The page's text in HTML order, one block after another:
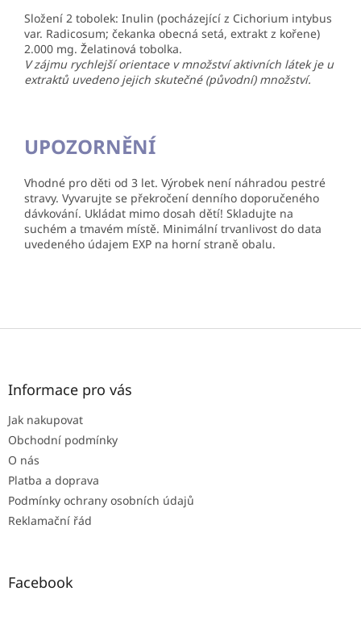
Složení 2 tobolek: Inulin (pocházející z Cichorium intybus
var. Radicosum; čekanka obecná setá, extrakt z kořene)
2.000 mg. Želatinová tobolka.
V zájmu rychlejší orientace v množství aktivních látek je u
extraktů uvedeno jejich skutečné (původní) množství.
UPOZORNĚNÍ
Vhodné pro děti od 3 let. Výrobek není náhradou pestré
stravy. Vyvarujte se překročení denního doporučeného
dávkování. Ukládat mimo dosah dětí! Skladujte na
suchém a tmavém místě. Minimální trvanlivost do data
uvedeného údajem EXP na horní straně obalu.
Z
Informace pro vás
Jak nakupovat
Obchodní podmínky
O nás
Platba a doprava
Podmínky ochrany osobních údajů
Reklamační řád
Facebook